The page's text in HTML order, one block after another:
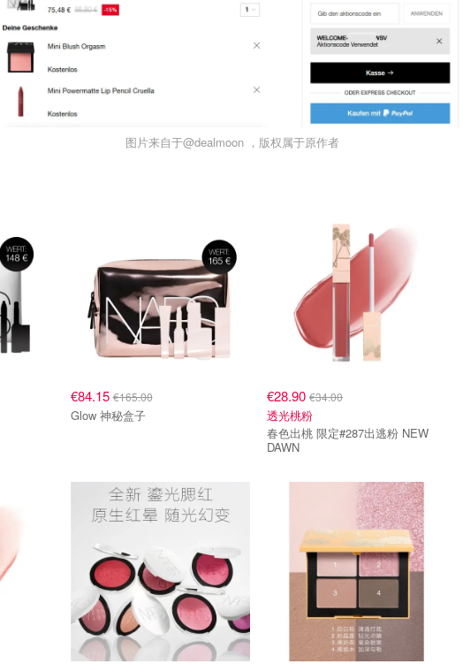
图片来自于@dealmoon ，版权属于原作者
€84.15€165.00
Glow 神秘盒子
€28.90 €34.00
透光桃粉
春色出桃 限定#287出逃粉 NEW
DAWN